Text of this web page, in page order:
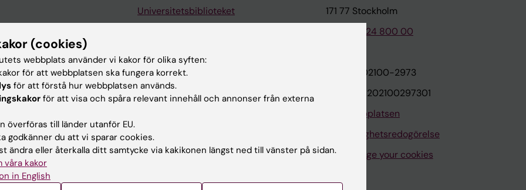
Universitetsbiblioteket
Karolinska Institutet Innovation
Kontakta presstjänsten
171 77 Stockholm
Tel: 08-524 800 00
Org.nr: 202100-2973
VAT.nr: SE202100297301
Om webbplatsen
Tillgänglighetsredogörelse
Manage your cookies
(cookies)
webbplats använder vi kakor för olika syften:
för att webbplatsen ska fungera korrekt.
för att förstå hur webbplatsen används.
för att visa och spåra relevant innehåll och annonser från externa
överföras till länder utanför EU.
godkänner du att vi sparar cookies.
ändra eller återkalla ditt samtycke via kakikonen längst ned till vänster på sidan.
våra kakor
in English